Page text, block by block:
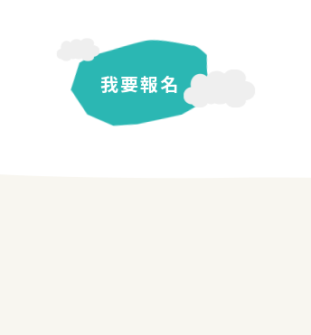
我要報名